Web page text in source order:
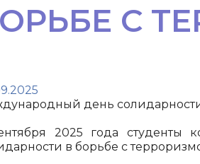
С
день
2025 года студенты
в борьбе с